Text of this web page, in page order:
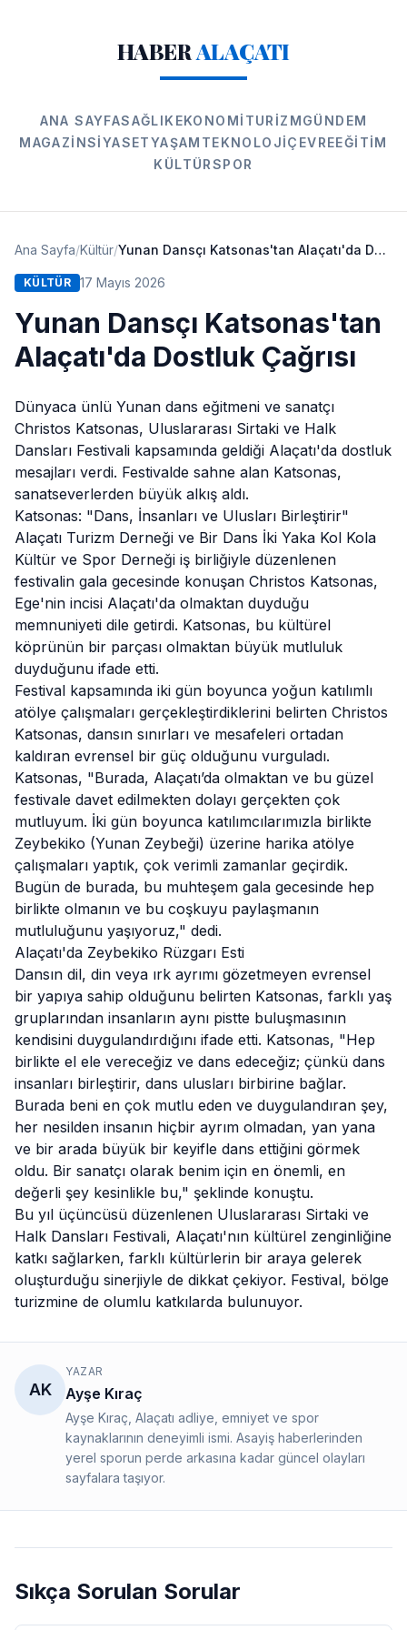
HABERALAÇATI
ANA SAYFASAĞLIK EKONOMI TURIZMGÜNDEM
MAGAZINSIYASETYAŞAM TEKNOLOJIÇEVREEĞITIM
KÜLTÜRSPOR
Ana Sayfa/Kültür/ Yunan Dansçı Katsonas'tan Alaçatı'da Dostluk Çağrısı
KÜLTÜR 17 Mayıs 2026
Yunan Dansçı Katsonas'tan
Alaçatı'da Dostluk Çağrısı
Dünyaca ünlü Yunan dans eğitmeni ve sanatçı
Christos Katsonas, Uluslararası Sirtaki ve Halk
Dansları Festivali kapsamında geldiği Alaçatı'da dostluk
mesajları verdi. Festivalde sahne alan Katsonas,
sanatseverlerden büyük alkış aldı.
Katsonas: "Dans, İnsanları ve Ulusları Birleştirir"
Alaçatı Turizm Derneği ve Bir Dans İki Yaka Kol Kola
Kültür ve Spor Derneği iş birliğiyle düzenlenen
festivalin gala gecesinde konuşan Christos Katsonas,
Ege'nin incisi Alaçatı'da olmaktan duyduğu
memnuniyeti dile getirdi. Katsonas, bu kültürel
köprünün bir parçası olmaktan büyük mutluluk
duyduğunu ifade etti.
Festival kapsamında iki gün boyunca yoğun katılımlı
atölye çalışmaları gerçekleştirdiklerini belirten Christos
Katsonas, dansın sınırları ve mesafeleri ortadan
kaldıran evrensel bir güç olduğunu vurguladı.
Katsonas, "Burada, Alaçatı’da olmaktan ve bu güzel
festivale davet edilmekten dolayı gerçekten çok
mutluyum. İki gün boyunca katılımcılarımızla birlikte
Zeybekiko (Yunan Zeybeği) üzerine harika atölye
çalışmaları yaptık, çok verimli zamanlar geçirdik.
Bugün de burada, bu muhteşem gala gecesinde hep
birlikte olmanın ve bu coşkuyu paylaşmanın
mutluluğunu yaşıyoruz," dedi.
Alaçatı'da Zeybekiko Rüzgarı Esti
Dansın dil, din veya ırk ayrımı gözetmeyen evrensel
bir yapıya sahip olduğunu belirten Katsonas, farklı yaş
gruplarından insanların aynı pistte buluşmasının
kendisini duygulandırdığını ifade etti. Katsonas, "Hep
birlikte el ele vereceğiz ve dans edeceğiz; çünkü dans
insanları birleştirir, dans ulusları birbirine bağlar.
Burada beni en çok mutlu eden ve duygulandıran şey,
her nesilden insanın hiçbir ayrım olmadan, yan yana
ve bir arada büyük bir keyifle dans ettiğini görmek
oldu. Bir sanatçı olarak benim için en önemli, en
değerli şey kesinlikle bu," şeklinde konuştu.
Bu yıl üçüncüsü düzenlenen Uluslararası Sirtaki ve
Halk Dansları Festivali, Alaçatı'nın kültürel zenginliğine
katkı sağlarken, farklı kültürlerin bir araya gelerek
oluşturduğu sinerjiyle de dikkat çekiyor. Festival, bölge
turizmine de olumlu katkılarda bulunuyor.
AK
YAZAR
Ayşe Kıraç
Ayşe Kıraç, Alaçatı adliye, emniyet ve spor
kaynaklarının deneyimli ismi. Asayiş haberlerinden
yerel sporun perde arkasına kadar güncel olayları
sayfalara taşıyor.
Sıkça Sorulan Sorular